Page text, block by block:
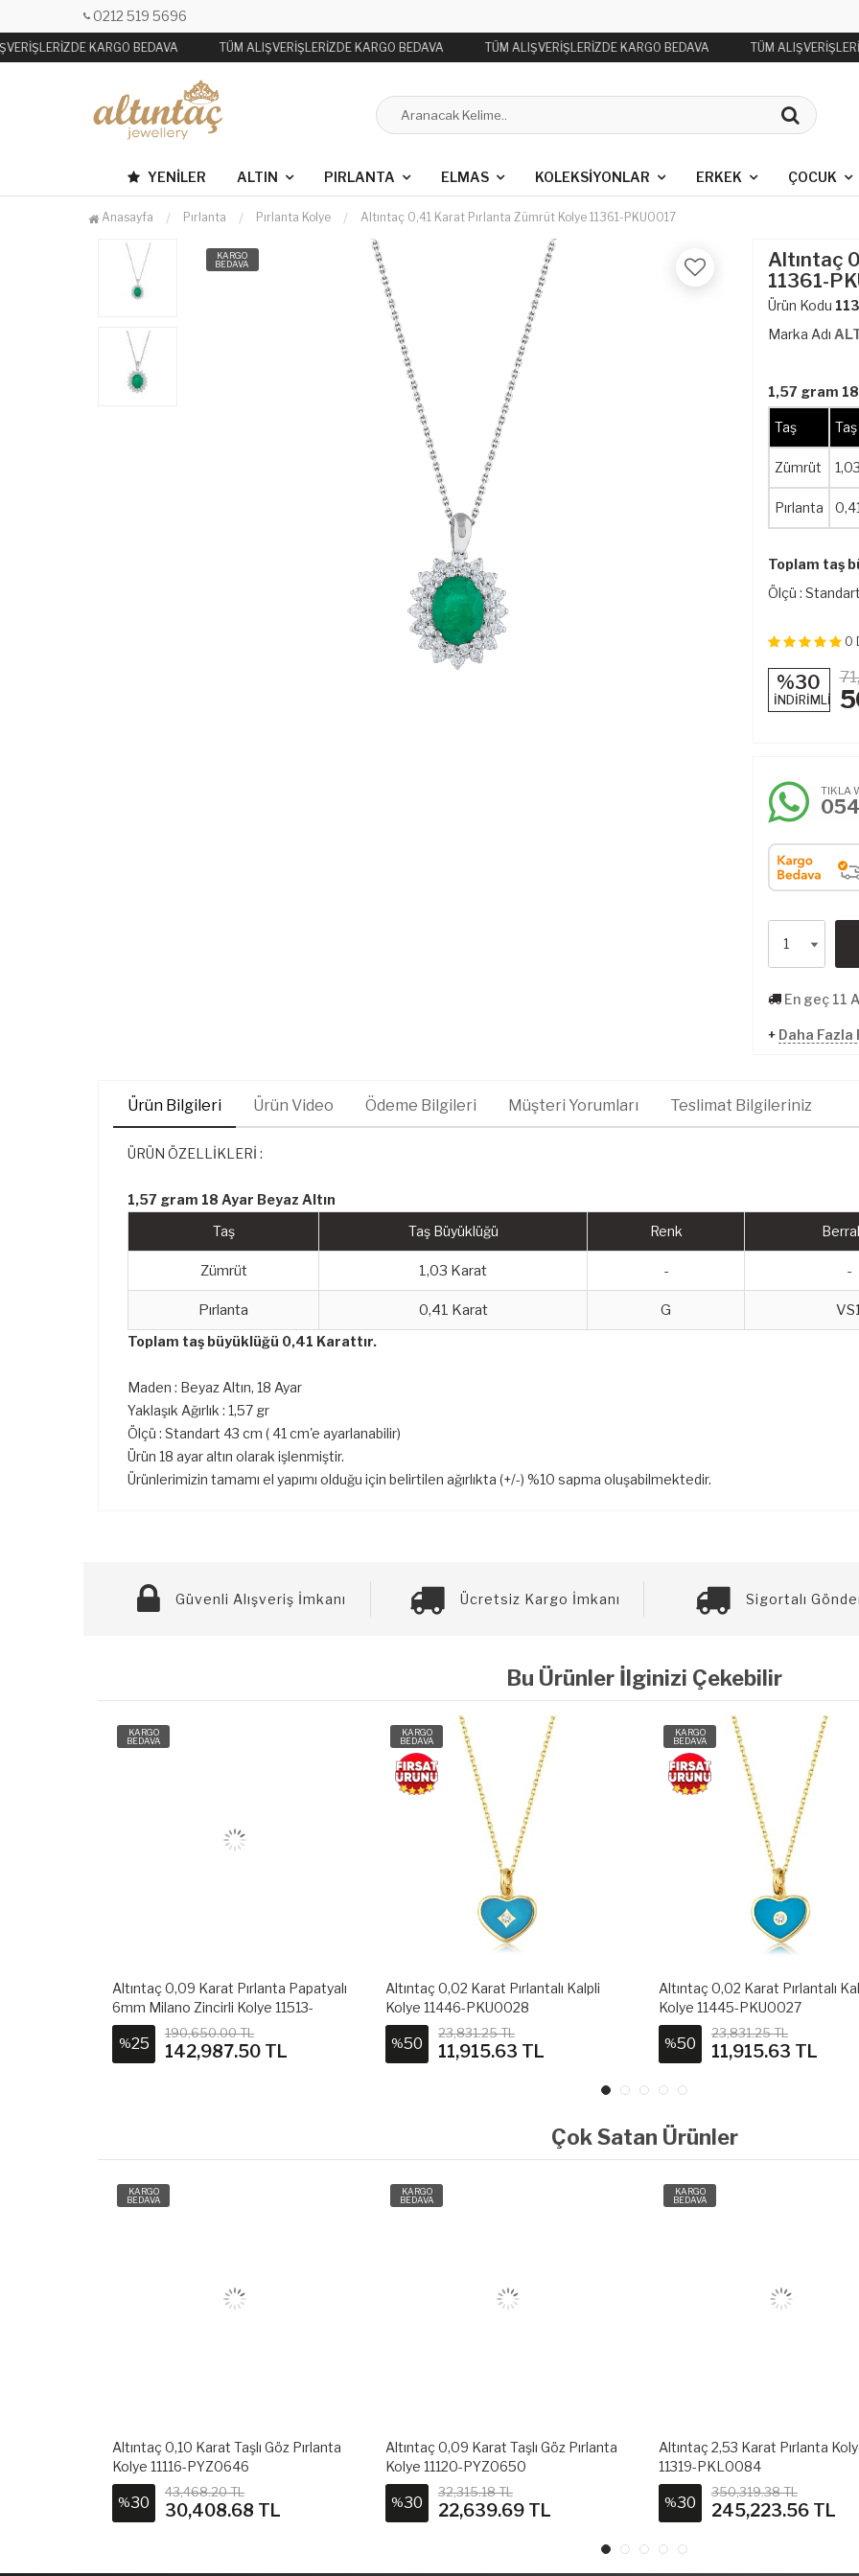
0212 519 5696
KARGO BEDAVA TÜM ALIŞVERİŞLERİZDE KARGO BEDAVA TÜM ALIŞVERİŞLERİZDE KARGO BEDAVA TÜM
YENILER ALTIN PIRLANTA ELMAS KOLEKSIYONLAR ERKEK ÇOCUK
Anasayfa Pırlanta Pırlanta Kolye Altıntaç 0,41 Karat Pırlanta Zümrüt Kolye 11361-PKU0017
KARGO
BEDAVA
Altıntaç
11361-
Ürün Kodu
Marka Adı
1,57 gram
Taş
Zümrüt
Pırlanta
Toplam taş
Ölçü :
0
%30
İNDİRİMLİ
TIKLA
En geç 11
+ Daha Fazla
Ürün Bilgileri Ürün Video Ödeme Bilgileri Müşteri Yorumları Teslimat Bilgileriniz
ÜRÜN ÖZELLİKLERİ :
1,57 gram 18 Ayar Beyaz Altın
Taş
Taş Büyüklüğü Renk
Zümrüt 1,03 Karat - -
Pırlanta 0,41 Karat G VS1
Toplam taş büyüklüğü 0,41 Karattır.
Maden : Beyaz Altın, 18 Ayar
Yaklaşık Ağırlık : 1,57 gr
Ölçü : Standart 43 cm ( 41 cm'e ayarlanabilir)
Ürün 18 ayar altın olarak işlenmiştir.
Ürünlerimizin tamamı el yapımı olduğu için belirtilen ağırlıkta (+/-) %10 sapma oluşabilmektedir.
Güvenli Alışveriş İmkanı Ücretsiz Kargo İmkanı Sigortalı
Bu Ürünler İlginizi Çekebilir
KARGO
BEDAVA
Altıntaç 0,09 Karat Pırlanta Papatyalı
6mm Milano Zincirli Kolye 11513-
PKL0722
%25
190,650.00 TL
142,987.50 TL
KARGO
BEDAVA
Altıntaç 0,02 Karat Pırlantalı Kalpli
Kolye 11446-PKU0028
%50
23,831.25 TL
11,915.63 TL
KARGO
BEDAVA
Altıntaç 0,02 Karat Pırlantalı
Kolye 11445-PKU0027
%50
23,831.25 TL
11,915.63 TL
Çok Satan Ürünler
KARGO
BEDAVA
Altıntaç 0,10 Karat Taşlı Göz Pırlanta
Kolye 11116-PYZ0646
%30
43,468.20 TL
30,408.68 TL
KARGO
BEDAVA
Altıntaç 0,09 Karat Taşlı Göz Pırlanta
Kolye 11120-PYZ0650
%30
32,315.18 TL
22,639.69 TL
KARGO
BEDAVA
Altıntaç 2,53 Karat Pırlanta
11319-PKL0084
%30
350,319.38 TL
245,223.56 TL